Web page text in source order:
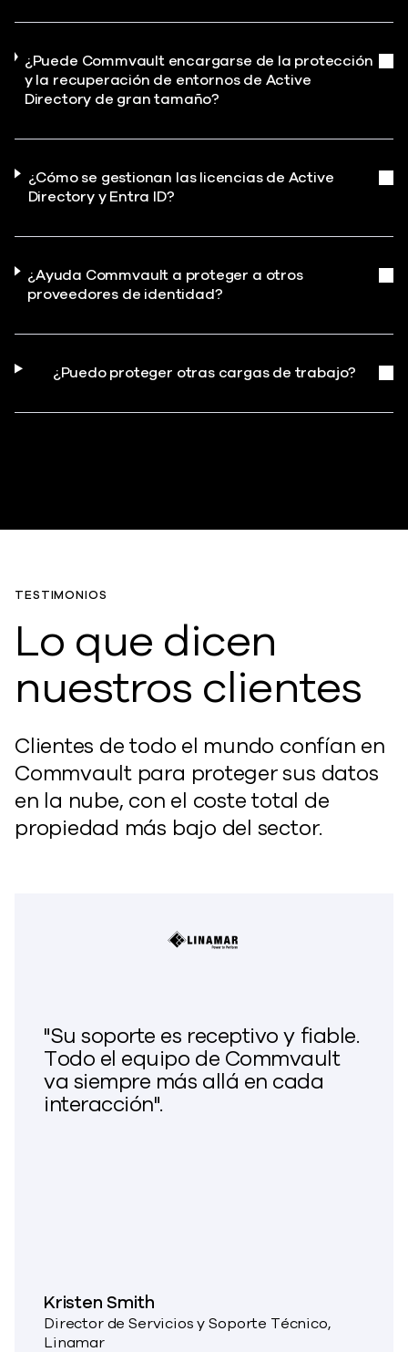
¿Puede Commvault encargarse de la protección
y la recuperación de entornos de Active
Directory de gran tamaño?
¿Cómo se gestionan las licencias de Active
Directory y Entra ID?
¿Ayuda Commvault a proteger a otros
proveedores de identidad?
¿Puedo proteger otras cargas de trabajo?
TESTIMONIOS
Lo que dicen
nuestros clientes
Clientes de todo el mundo confían en
Commvault para proteger sus datos
en la nube, con el coste total de
propiedad más bajo del sector.
"Su soporte es receptivo y fiable.
Todo el equipo de Commvault
va siempre más allá en cada
interacción".
Kristen Smith
Director de Servicios y Soporte Técnico,
Linamar